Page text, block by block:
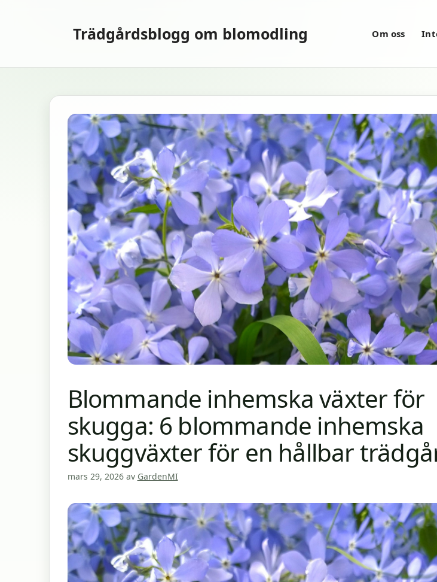
Trädgårdsblogg om blomodling Om oss
Blommande inhemska växter för
skugga: 6 blommande inhemska
skuggväxter för en hållbar
mars 29, 2026 av GardenMI